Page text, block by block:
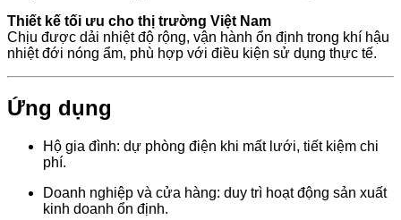
Thiết kế tối ưu cho thị trường Việt Nam
Chịu được dải nhiệt độ rộng, vận hành ổn định trong khí hậu
nhiệt đới nóng ẩm, phù hợp với điều kiện sử dụng thực tế.
Ứng dụng
Hộ gia đình: dự phòng điện khi mất lưới, tiết kiệm chi
phí.
Doanh nghiệp và cửa hàng: duy trì hoạt động sản xuất
kinh doanh ổn định.